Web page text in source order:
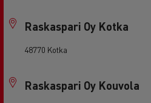
Raskaspari Oy Kotka
48770 Kotka
Raskaspari Oy Kouvola